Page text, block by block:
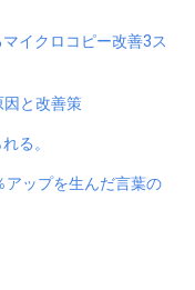
イクロコピー改善3ス
因と改善策
る。
アップを生んだ言葉の